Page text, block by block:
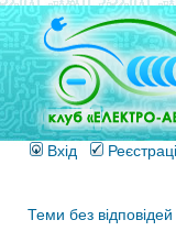
Вхід
Теми без відповідей